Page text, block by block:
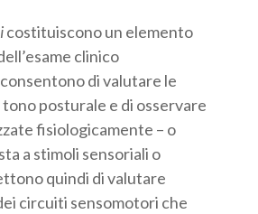
costituiscono un elemento
clinico
di valutare le
posturale e di osservare
fisiologicamente – o
a stimoli sensoriali o
quindi di valutare
circuiti sensomotori che